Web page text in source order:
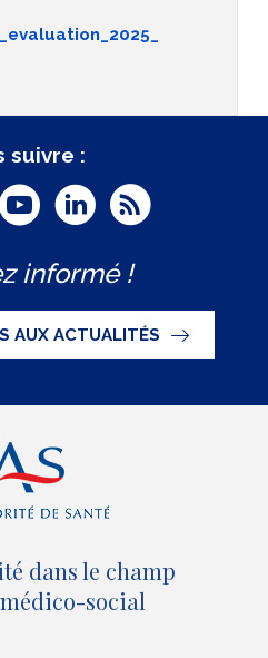
suivre :
Y
u
t
u
b
e
(
n
o
u
L
n
k
e
d
(
n
o
R
informé !
AUX ACTUALITÉS
dans le champ
social